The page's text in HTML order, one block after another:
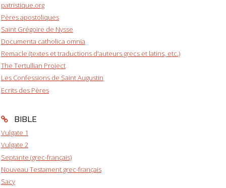
patristique.org
Pères apostoliques
Saint Grégoire de Nysse
Documenta catholica omnia
Remacle (textes et traductions d'auteurs grecs et latins, etc.)
The Tertullian Project
Les Confessions de Saint Augustin
Ecrits des Pères
BIBLE
Vulgate 1
Vulgate 2
Septante (grec-français)
Nouveau Testament grec-français
Sacy